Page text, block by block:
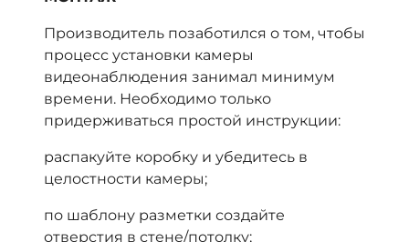
Производитель позаботился о том, чтобы
процесс установки камеры
видеонаблюдения занимал минимум
времени. Необходимо только
придерживаться простой инструкции:
распакуйте коробку и убедитесь в
целостности камеры;
по шаблону разметки создайте
отверстия в стене/потолку;